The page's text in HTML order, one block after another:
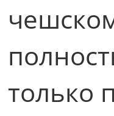
только